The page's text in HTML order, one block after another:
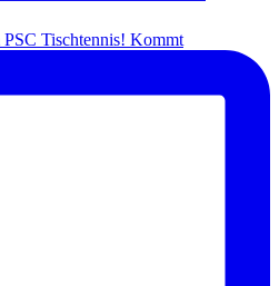
Tischtennis! Kommt